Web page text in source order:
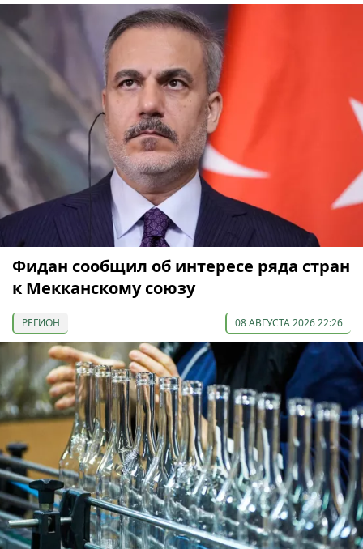
Фидан сообщил об интересе ряда стран
к Мекканскому союзу
РЕГИОН 08 АВГУСТА 2026 22:26